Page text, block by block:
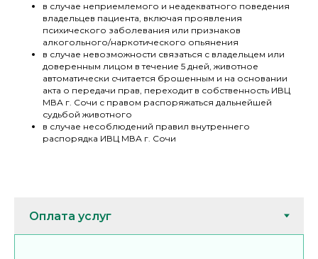
в случае неприемлемого и неадекватного поведения
владельцев пациента, включая проявления
психического заболевания или признаков
алкогольного/наркотического опьянения
в случае невозможности связаться с владельцем или
доверенным лицом в течение 5 дней, животное
автоматически считается брошенным и на основании
акта о передачи прав, переходит в собственность ИВЦ
МВА г. Сочи с правом распоряжаться дальнейшей
судьбой животного
в случае несоблюдений правил внутреннего
распорядка ИВЦ МВА г. Сочи